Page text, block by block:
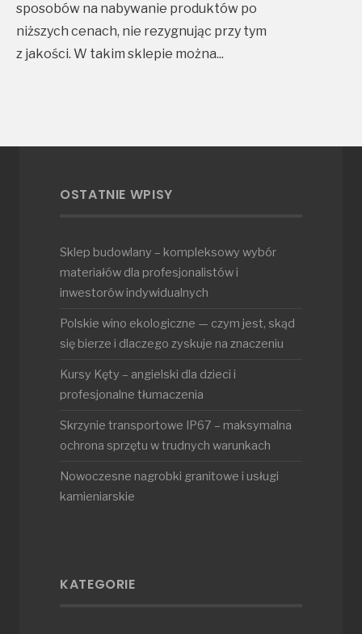
sposobów na nabywanie produktów po
niższych cenach, nie rezygnując przy tym
z jakości. W takim sklepie można...
OSTATNIE WPISY
Sklep budowlany – kompleksowy wybór
materiałów dla profesjonalistów i
inwestorów indywidualnych
Polskie wino ekologiczne — czym jest, skąd
się bierze i dlaczego zyskuje na znaczeniu
Kursy Kęty – angielski dla dzieci i
profesjonalne tłumaczenia
Skrzynie transportowe IP67 – maksymalna
ochrona sprzętu w trudnych warunkach
Nowoczesne nagrobki granitowe i usługi
kamieniarskie
KATEGORIE